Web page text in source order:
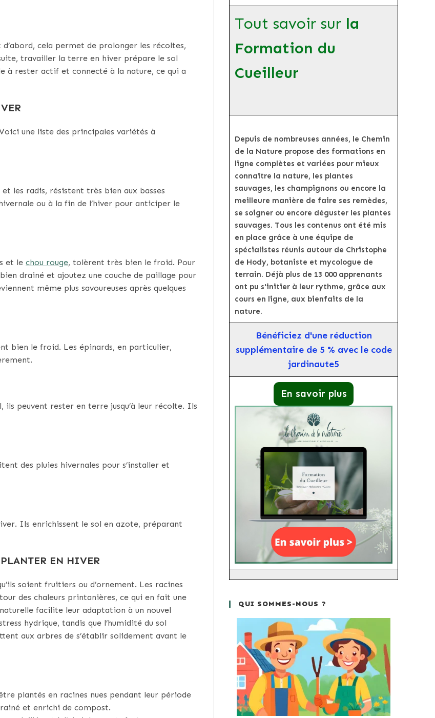
cela permet de prolonger les récoltes,
travailler la terre en hiver prépare le sol
à rester actif et connecté à la nature, ce qui a
une liste des principales variétés à
les radis, résistent très bien aux basses
ou à la fin de l’hiver pour anticiper le
et le chou rouge, tolèrent très bien le froid. Pour
drainé et ajoutez une couche de paillage pour
même plus savoureuses après quelques
bien le froid. Les épinards, en particulier,
ils peuvent rester en terre jusqu’à leur récolte. Ils
des pluies hivernales pour s’installer et
Ils enrichissent le sol en azote, préparant
EN HIVER
soient fruitiers ou d’ornement. Les racines
des chaleurs printanières, ce qui en fait une
facilite leur adaptation à un nouvel
hydrique, tandis que l’humidité du sol
aux arbres de s’établir solidement avant le
plantés en racines nues pendant leur période
et enrichi de compost.
Tout savoir sur la
Formation du
Cueilleur
Depuis de nombreuses années, le Chemin
de la Nature propose des formations en
ligne complètes et variées pour mieux
connaître la nature, les plantes
sauvages, les champignons ou encore la
meilleure manière de faire ses remèdes,
se soigner ou encore déguster les plantes
sauvages. Tous les contenus ont été mis
en place grâce à une équipe de
spécialistes réunis autour de Christophe
de Hody, botaniste et mycologue de
terrain. Déjà plus de 13 000 apprenants
ont pu s'initier à leur rythme, grâce aux
cours en ligne, aux bienfaits de la
nature.
Bénéficiez d'une réduction
supplémentaire de 5 % avec le code
jardinaute5
En savoir plus
QUI SOMMES-NOUS ?